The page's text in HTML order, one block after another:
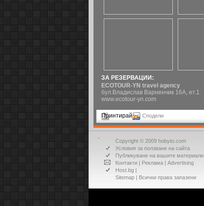
ЗА РЕЗЕРВАЦИИ:
ECOTOUR-YN travel agency
бул.Владислав Варненчик 16А, ет.1
www.ecotour-yn.com
Принтирай Сподели
Copyright © 2009 hobyto.com
Условия за ползване на сайта
Публикуване на вашите материали
Контакти | Реклама | Advertising
Host.bg |
Sitemap | Всички права запазени